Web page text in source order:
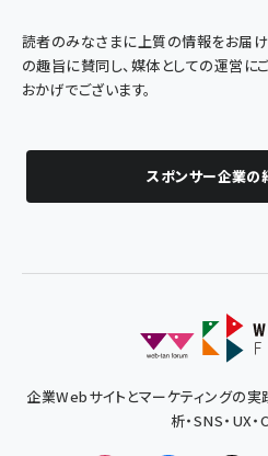
読者のみなさまに上質の情報をお届
の趣旨に賛同し、媒体としての運営に
おかげでございます。
スポンサー企業の
企業Webサイトとマーケティングの実
析・SNS・UX